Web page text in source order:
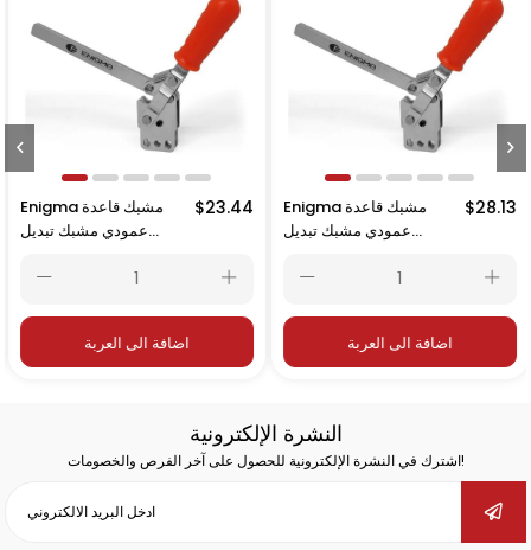
Enigma مشبك قاعدة
عمودي مشبك تبديل
$23.44
اضافة الى العربة
Enigma مشبك قاعدة
عمودي مشبك تبديل
$28.13
اضافة الى العربة
النشرة الإلكترونية
اشترك في النشرة الإلكترونية للحصول على آخر الفرص والخصومات!